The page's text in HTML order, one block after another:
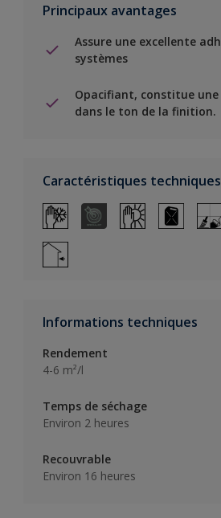
Principaux avantages
Assure une excellente
systèmes
Opacifiant, constitue
dans le ton de la finition.
Caractéristiques techniques
Informations techniques
Rendement
4-6 m²/l
Temps de séchage
Environ 2 heures
Recouvrable
Environ 16 heures